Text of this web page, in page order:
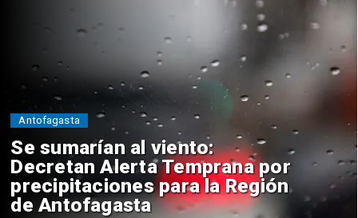
Se sumarían al viento:
Decretan Alerta Temprana por
precipitaciones para la Región
de Antofagasta
Antofagasta